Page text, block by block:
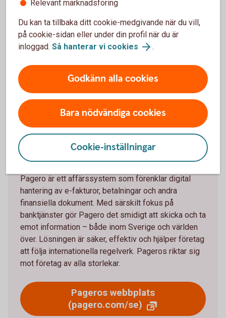
Pagero
Om Pagero
Pagero är ett affärssystem som förenklar digital
hantering av e-fakturor, betalningar och andra
finansiella dokument. Med särskilt fokus på
banktjänster gör Pagero det smidigt att skicka och ta
emot information – både inom Sverige och världen
över. Lösningen är säker, effektiv och hjälper företag
att följa internationella regelverk. Pageros riktar sig
mot företag av alla storlekar.
Pageros webbplats
(pagero.com/se)
Relevant marknadsföring
Du kan ta tillbaka ditt cookie-medgivande när du vill,
på cookie-sidan eller under din profil när du är
inloggad. Så hanterar vi cookies .
Godkänn alla cookies
Bara nödvändiga cookies
Cookie-inställningar